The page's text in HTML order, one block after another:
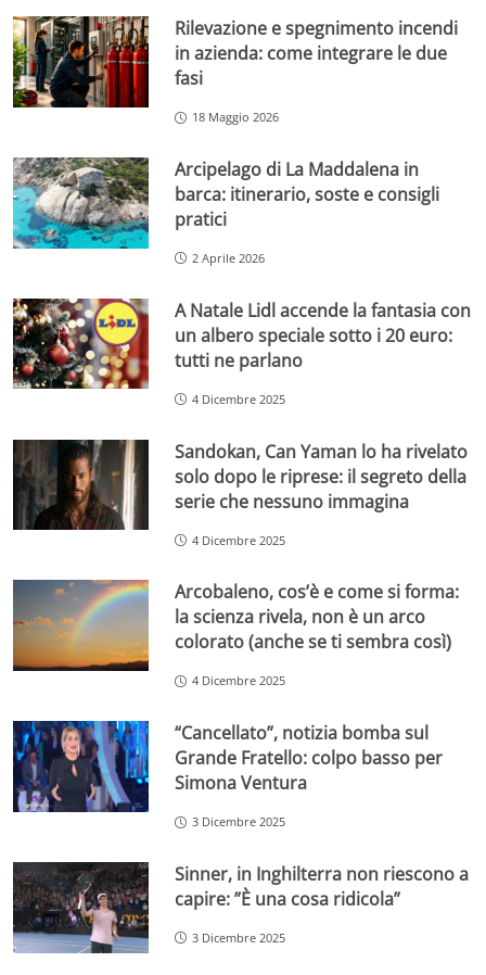
Rilevazione e spegnimento incendi
in azienda: come integrare le due
fasi
18 Maggio 2026
Arcipelago di La Maddalena in
barca: itinerario, soste e consigli
pratici
2 Aprile 2026
A Natale Lidl accende la fantasia con
un albero speciale sotto i 20 euro:
tutti ne parlano
4 Dicembre 2025
Sandokan, Can Yaman lo ha rivelato
solo dopo le riprese: il segreto della
serie che nessuno immagina
4 Dicembre 2025
Arcobaleno, cos’è e come si forma:
la scienza rivela, non è un arco
colorato (anche se ti sembra così)
4 Dicembre 2025
“Cancellato”, notizia bomba sul
Grande Fratello: colpo basso per
Simona Ventura
3 Dicembre 2025
Sinner, in Inghilterra non riescono a
capire: ”È una cosa ridicola”
3 Dicembre 2025